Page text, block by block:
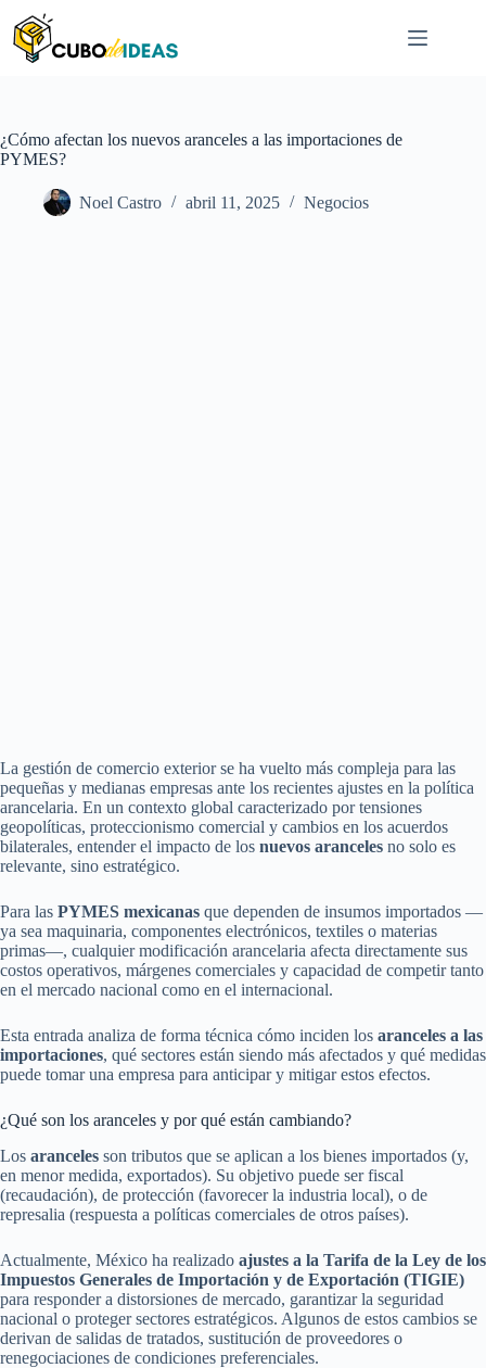
contenido
¿Cómo afectan los nuevos aranceles a las importaciones de
PYMES?
Noel Castro abril 11, 2025 Negocios
La gestión de comercio exterior se ha vuelto más compleja para las
pequeñas y medianas empresas ante los recientes ajustes en la política
arancelaria. En un contexto global caracterizado por tensiones
geopolíticas, proteccionismo comercial y cambios en los acuerdos
bilaterales, entender el impacto de los nuevos aranceles no solo es
relevante, sino estratégico.
Para las PYMES mexicanas que dependen de insumos importados —
ya sea maquinaria, componentes electrónicos, textiles o materias
primas—, cualquier modificación arancelaria afecta directamente sus
costos operativos, márgenes comerciales y capacidad de competir tanto
en el mercado nacional como en el internacional.
Esta entrada analiza de forma técnica cómo inciden los aranceles a las
importaciones, qué sectores están siendo más afectados y qué medidas
puede tomar una empresa para anticipar y mitigar estos efectos.
¿Qué son los aranceles y por qué están cambiando?
Los aranceles son tributos que se aplican a los bienes importados (y,
en menor medida, exportados). Su objetivo puede ser fiscal
(recaudación), de protección (favorecer la industria local), o de
represalia (respuesta a políticas comerciales de otros países).
Actualmente, México ha realizado ajustes a la Tarifa de la Ley de los
Impuestos Generales de Importación y de Exportación (TIGIE)
para responder a distorsiones de mercado, garantizar la seguridad
nacional o proteger sectores estratégicos. Algunos de estos cambios se
derivan de salidas de tratados, sustitución de proveedores o
renegociaciones de condiciones preferenciales.